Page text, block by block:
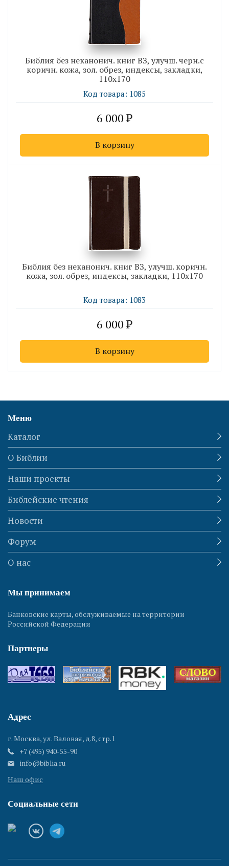
Библия без неканонич. книг ВЗ, улучш. черн.с
коричн. кожа, зол. обрез, индексы, закладки,
110х170
Код товара: 1085
6 000
В корзину
Библия без неканонич. книг ВЗ, улучш. коричн.
кожа, зол. обрез, индексы, закладки, 110х170
Код товара: 1083
6 000
В корзину
Меню
Каталог
О Библии
Наши проекты
Библейские чтения
Новости
Форум
О нас
Мы принимаем
Банковские карты, обслуживаемые на территории
Российской Федерации
Партнеры
Адрес
г. Москва, ул. Валовая, д.8, стр.1
+7 (495) 940-55-90
info@biblia.ru
Наш офис
Социальные сети